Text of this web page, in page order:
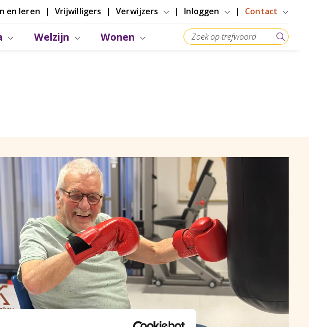
en leren Vrijwilligers Verwijzers Inloggen Contact
Welzijn Wonen